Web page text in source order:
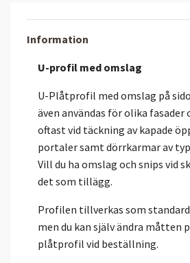
Information
U-profil med omslag
U-Plåtprofil med omslag på
även användas för olika fasader
oftast vid täckning av kapade
portaler samt dörrkarmar av
Vill du ha omslag och snips vid
det som tillägg.
Profilen tillverkas som
men du kan själv ändra måtten
plåtprofil vid beställning.